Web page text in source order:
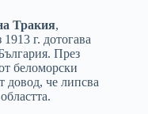
Тракия,
г. дотогава
През
беломорски
довод, че липсва